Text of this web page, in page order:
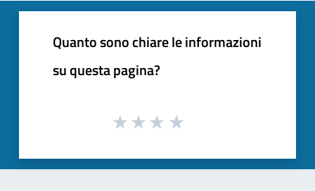
Quanto sono chiare le informazioni
su questa pagina?